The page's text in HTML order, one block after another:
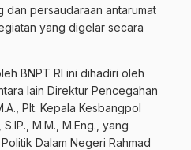
dan persaudaraan antarumat
yang digelar secara
BNPT RI ini dihadiri oleh
lain Direktur Pencegahan
Plt. Kepala Kesbangpol
M.M., M.Eng., yang
Dalam Negeri Rahmad